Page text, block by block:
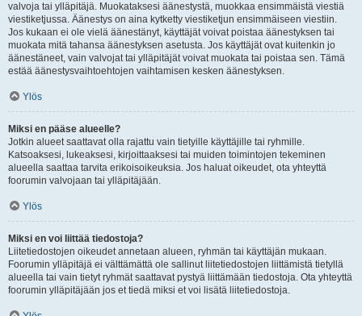
valvoja tai ylläpitäjä. Muokataksesi äänestystä, muokkaa ensimmäistä viestiä
viestiketjussa. Äänestys on aina kytketty viestiketjun ensimmäiseen viestiin.
Jos kukaan ei ole vielä äänestänyt, käyttäjät voivat poistaa äänestyksen tai
muokata mitä tahansa äänestyksen asetusta. Jos käyttäjät ovat kuitenkin jo
äänestäneet, vain valvojat tai ylläpitäjät voivat muokata tai poistaa sen. Tämä
estää äänestysvaihtoehtojen vaihtamisen kesken äänestyksen.
Ylös
Miksi en pääse alueelle?
Jotkin alueet saattavat olla rajattu vain tietyille käyttäjille tai ryhmille.
Katsoaksesi, lukeaksesi, kirjoittaaksesi tai muiden toimintojen tekeminen
alueella saattaa tarvita erikoisoikeuksia. Jos haluat oikeudet, ota yhteyttä
foorumin valvojaan tai ylläpitäjään.
Ylös
Miksi en voi liittää tiedostoja?
Liitetiedostojen oikeudet annetaan alueen, ryhmän tai käyttäjän mukaan.
Foorumin ylläpitäjä ei välttämättä ole sallinut liitetiedostojen liittämistä tietyllä
alueella tai vain tietyt ryhmät saattavat pystyä liittämään tiedostoja. Ota yhteyttä
foorumin ylläpitäjään jos et tiedä miksi et voi lisätä liitetiedostoja.